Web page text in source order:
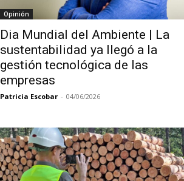
Opinión
Dia Mundial del Ambiente | La
sustentabilidad ya llegó a la
gestión tecnológica de las
empresas
Patricia Escobar - 04/06/2026